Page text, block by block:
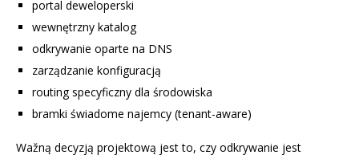
portal deweloperski
wewnętrzny katalog
odkrywanie oparte na DNS
zarządzanie konfiguracją
routing specyficzny dla środowiska
bramki świadome najemcy (tenant-aware)
Wažną decyzją projektową jest to, czy odkrywanie jest